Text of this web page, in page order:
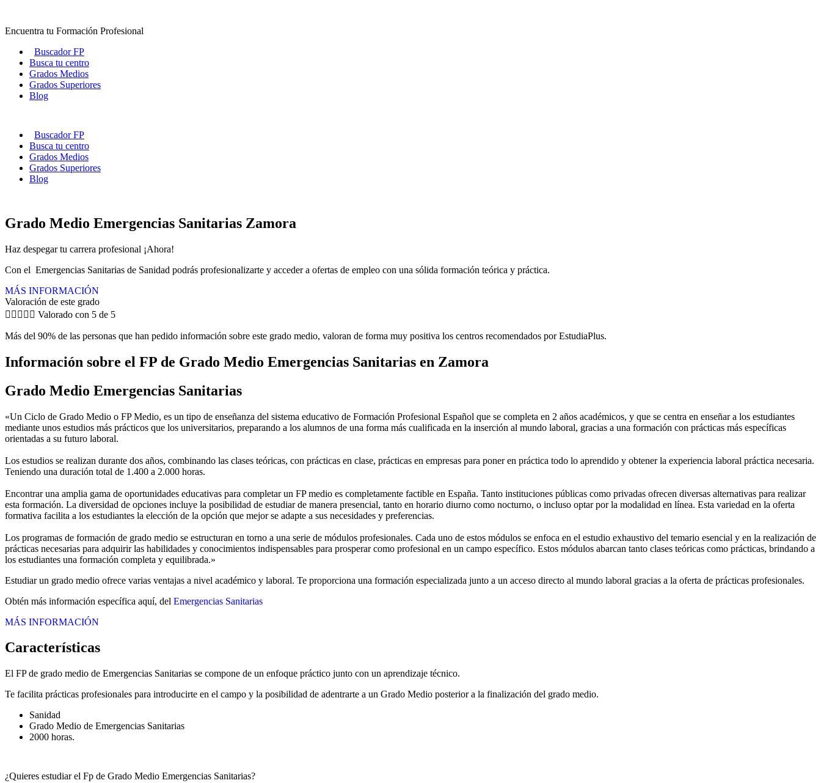
contenido
Encuentra tu Formación Profesional
Buscador FP
Busca tu centro
Grados Medios
Grados Superiores
Blog
Buscador FP
Busca tu centro
Grados Medios
Grados Superiores
Blog
Grado Medio Emergencias Sanitarias Zamora
Haz despegar tu carrera profesional ¡Ahora!
Con el Emergencias Sanitarias de Sanidad podrás profesionalizarte y acceder a ofertas de empleo con una sólida formación teórica y práctica.
MÁS INFORMACIÓN
Valoración de este grado
     Valorado con 5 de 5
Más del 90% de las personas que han pedido información sobre este grado medio, valoran de forma muy positiva los centros recomendados por EstudiaPlus.
Información sobre el FP de Grado Medio Emergencias Sanitarias en Zamora
Grado Medio Emergencias Sanitarias
«Un Ciclo de Grado Medio o FP Medio, es un tipo de enseñanza del sistema educativo de Formación Profesional Español que se completa en 2 años académicos, y que se centra en enseñar a los estudiantes
mediante unos estudios más prácticos que los universitarios, preparando a los alumnos de una forma más cualificada en la inserción al mundo laboral, gracias a una formación con prácticas más específicas
orientadas a su futuro laboral.
Los estudios se realizan durante dos años, combinando las clases teóricas, con prácticas en clase, prácticas en empresas para poner en práctica todo lo aprendido y obtener la experiencia laboral práctica necesaria.
Teniendo una duración total de 1.400 a 2.000 horas.
Encontrar una amplia gama de oportunidades educativas para completar un FP medio es completamente factible en España. Tanto instituciones públicas como privadas ofrecen diversas alternativas para realizar
esta formación. La diversidad de opciones incluye la posibilidad de estudiar de manera presencial, tanto en horario diurno como nocturno, o incluso optar por la modalidad en línea. Esta variedad en la oferta
formativa facilita a los estudiantes la elección de la opción que mejor se adapte a sus necesidades y preferencias.
Los programas de formación de grado medio se estructuran en torno a una serie de módulos profesionales. Cada uno de estos módulos se enfoca en el estudio exhaustivo del temario esencial y en la realización de
prácticas necesarias para adquirir las habilidades y conocimientos indispensables para prosperar como profesional en un campo específico. Estos módulos abarcan tanto clases teóricas como prácticas, brindando a
los estudiantes una formación completa y equilibrada.»
Estudiar un grado medio ofrece varias ventajas a nivel académico y laboral. Te proporciona una formación especializada junto a un acceso directo al mundo laboral gracias a la oferta de prácticas profesionales.
Obtén más información específica aquí, del Emergencias Sanitarias
MÁS INFORMACIÓN
Características
El FP de grado medio de Emergencias Sanitarias se compone de un enfoque práctico junto con un aprendizaje técnico.
Te facilita prácticas profesionales para introducirte en el campo y la posibilidad de adentrarte a un Grado Medio posterior a la finalización del grado medio.
Sanidad
Grado Medio de Emergencias Sanitarias
2000 horas.
¿Quieres estudiar el Fp de Grado Medio Emergencias Sanitarias?